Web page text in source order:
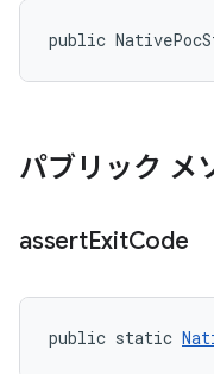
public
パブリック メ
assertExitCode
public static